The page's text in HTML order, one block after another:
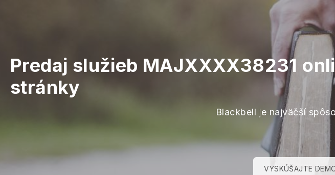
Predaj služieb MAJXXXX38231
stránky
Blackbell je najväčší
VYSKÚŠAJTE